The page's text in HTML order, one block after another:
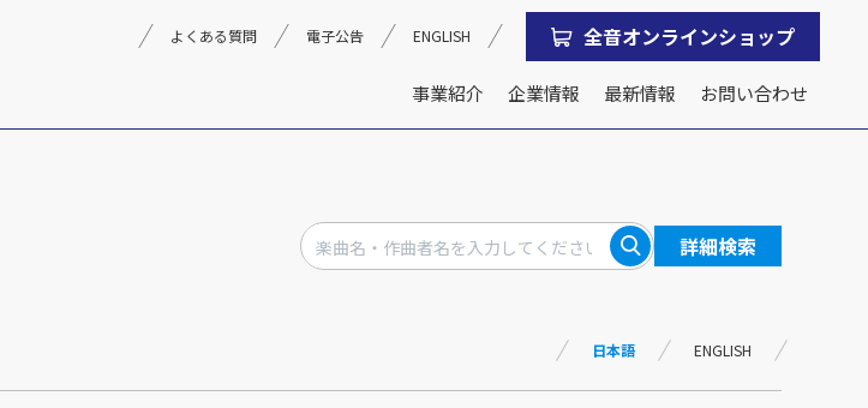
事業紹介 企業情報 最新情報 お問い合わせ
よくある質問 電子公告 ENGLISH 全音オンラインショップ
詳細検索
日本語 ENGLISH